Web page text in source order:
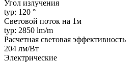
Угол излучения
typ: 120 °
Световой поток на 1м
typ: 2850 lm/m
Расчетная световая эффективность
204 лм/Вт
Электрические